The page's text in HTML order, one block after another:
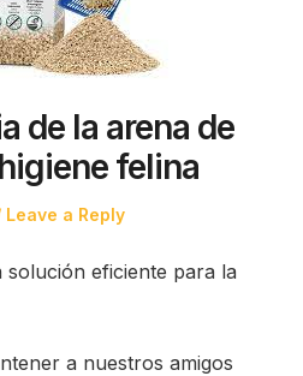
de la arena de
felina
Leave a Reply
solución eficiente para la
a nuestros amigos